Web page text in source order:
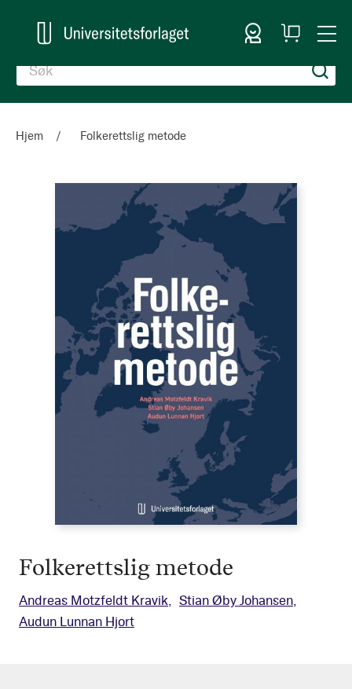
Logg inn
Handlekurv
Hjem Folkerettslig metode
Folkerettslig metode
Andreas Motzfeldt Kravik
Stian Øby Johansen
Audun Lunnan Hjort